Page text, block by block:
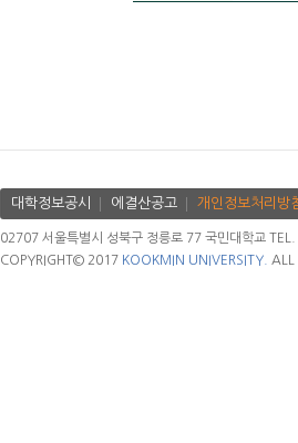
대학정보공시 에결산공고 개인정보처리방
02707 서울특별시 성북구 정릉로 77 국민대학교
COPYRIGHT© 2017 KOOKMIN UNIVERSITY. ALL